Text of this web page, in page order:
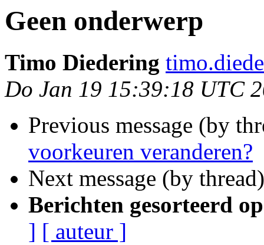
Geen onderwerp
Timo Diedering
Do Jan 19 15:39:18 UTC
Previous message (by
voorkeuren veranderen?
Next message (by
Berichten gesorteerd
] [ auteur ]